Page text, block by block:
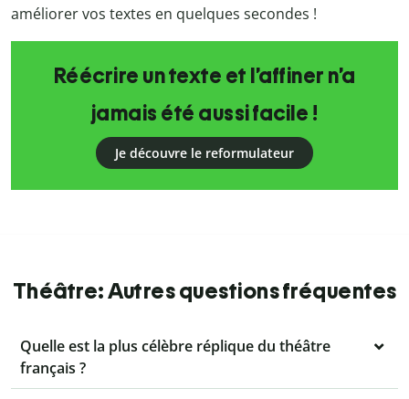
améliorer vos textes en quelques secondes !
Réécrire un texte et l’affiner n’a
jamais été aussi facile !
Je découvre le reformulateur
Théâtre: Autres questions fréquentes
Quelle est la plus célèbre réplique du théâtre
français ?